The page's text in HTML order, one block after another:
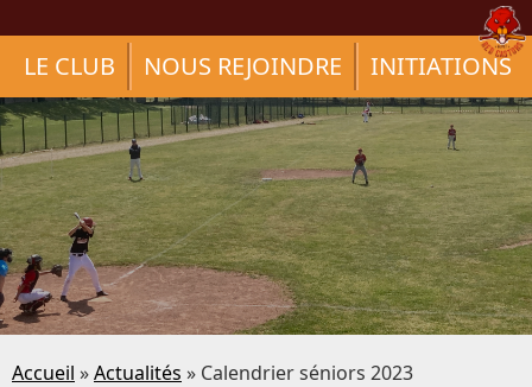
LE CLUB NOUS REJOINDRE INITIATIONS
Accueil »Actualités » Calendrier séniors 2023